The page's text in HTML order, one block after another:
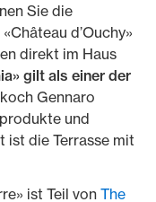
Sie die
d’Ouchy»
direkt im Haus
gilt als einer der
Gennaro
und
ist die Terrasse mit
ist Teil von The